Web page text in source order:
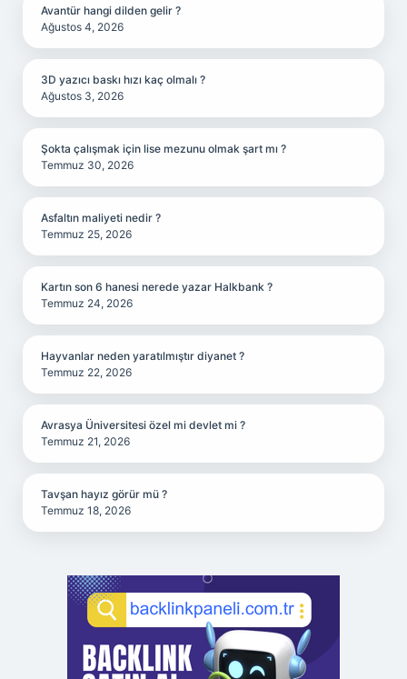
Avantür hangi dilden gelir ?
Ağustos 4, 2026
3D yazıcı baskı hızı kaç olmalı ?
Ağustos 3, 2026
Şokta çalışmak için lise mezunu olmak şart mı ?
Temmuz 30, 2026
Asfaltın maliyeti nedir ?
Temmuz 25, 2026
Kartın son 6 hanesi nerede yazar Halkbank ?
Temmuz 24, 2026
Hayvanlar neden yaratılmıştır diyanet ?
Temmuz 22, 2026
Avrasya Üniversitesi özel mi devlet mi ?
Temmuz 21, 2026
Tavşan hayız görür mü ?
Temmuz 18, 2026